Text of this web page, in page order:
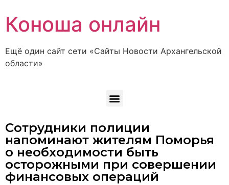
Коноша онлайн
Ещё один сайт сети «Сайты Новости Архангельской
области»
Сотрудники полиции
напоминают жителям Поморья
о необходимости быть
осторожными при совершении
финансовых операций